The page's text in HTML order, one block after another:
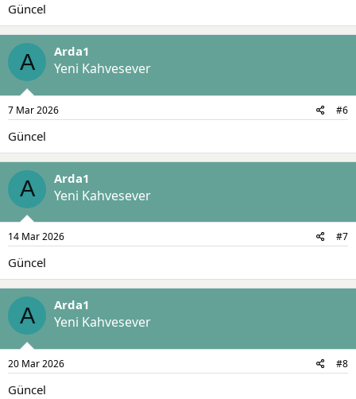
Güncel
A Arda1
Yeni Kahvesever
7 Mar 2026 #6
Güncel
A Arda1
Yeni Kahvesever
14 Mar 2026 #7
Güncel
A Arda1
Yeni Kahvesever
20 Mar 2026 #8
Güncel